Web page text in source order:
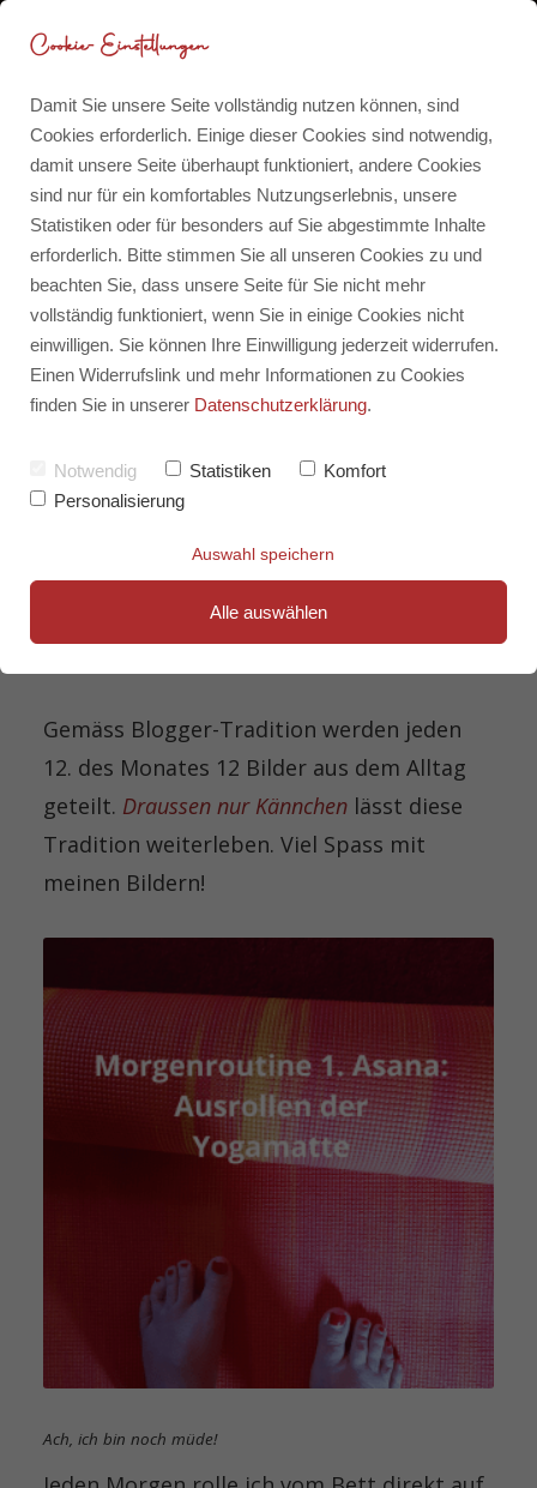
Blog
Für dich für 0 CHF
Meine Publikationen
12 von 12: Oktober 2021
von Barbara-Mira Jakob
Erstellt am:
Zuletzt aktualisiert am:13. Oktober 2021
Gemäss Blogger-Tradition werden jeden
12. des Monates 12 Bilder aus dem Alltag
geteilt. Draussen nur Kännchenlässt diese
Tradition weiterleben. Viel Spass mit
meinen Bildern!
Ach, ich bin noch müde!
Cookie-Einstellungen
Damit Sie unsere Seite vollständig nutzen können, sind
Cookies erforderlich. Einige dieser Cookies sind notwendig,
damit unsere Seite überhaupt funktioniert, andere Cookies
sind nur für ein komfortables Nutzungserlebnis, unsere
Statistiken oder für besonders auf Sie abgestimmte Inhalte
erforderlich. Bitte stimmen Sie all unseren Cookies zu und
beachten Sie, dass unsere Seite für Sie nicht mehr
vollständig funktioniert, wenn Sie in einige Cookies nicht
einwilligen. Sie können Ihre Einwilligung jederzeit widerrufen.
Einen Widerrufslink und mehr Informationen zu Cookies
finden Sie in unserer Datenschutzerklärung.
Notwendig Statistiken
Komfort
Personalisierung
Auswahl speichern
Alle auswählen